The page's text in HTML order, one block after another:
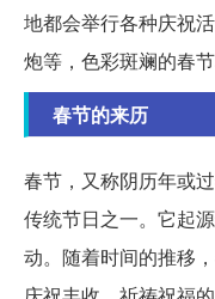
地都会举行各种庆祝
炮等，色彩斑斓的春
春节的来历
春节，又称阴历年或
传统节日之一。它起
动。随着时间的推移